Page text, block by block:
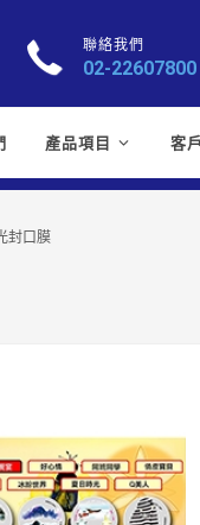
聯絡我們
02-22607800
產品項目 客
封口膜